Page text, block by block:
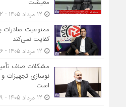
معیشت
ممنوعیت صادرات
کفایت نمی‌کند
مشکلات صنف
نوسازی
است